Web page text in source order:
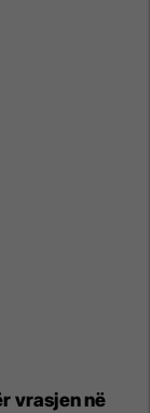
vrasjen në